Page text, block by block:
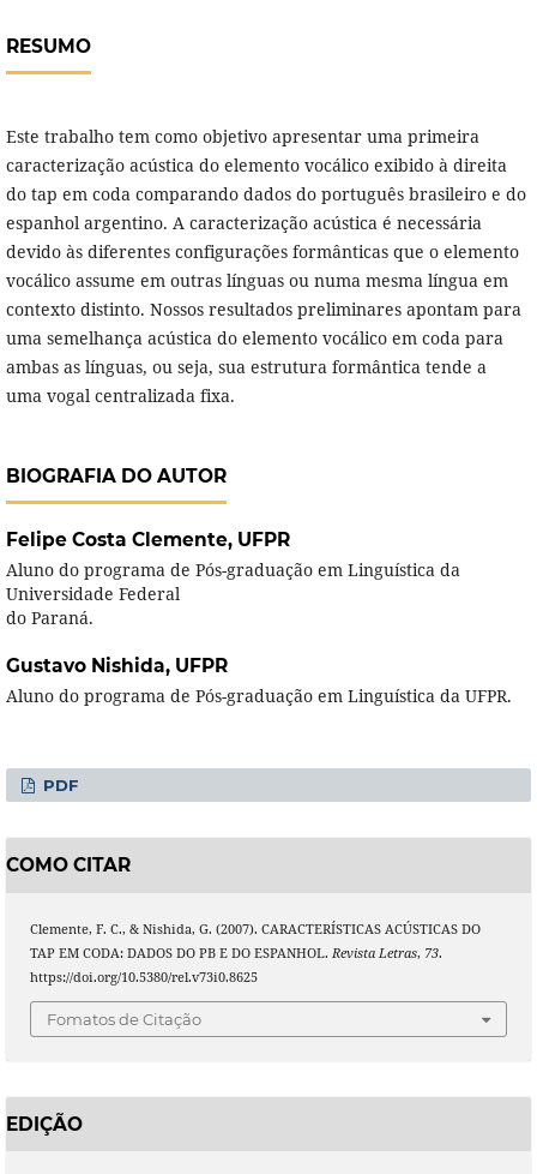
RESUMO
Este trabalho tem como objetivo apresentar uma primeira
caracterização acústica do elemento vocálico exibido à direita
do tap em coda comparando dados do português brasileiro e do
espanhol argentino. A caracterização acústica é necessária
devido às diferentes configurações formânticas que o elemento
vocálico assume em outras línguas ou numa mesma língua em
contexto distinto. Nossos resultados preliminares apontam para
uma semelhança acústica do elemento vocálico em coda para
ambas as línguas, ou seja, sua estrutura formântica tende a
uma vogal centralizada fixa.
BIOGRAFIA DO AUTOR
Felipe Costa Clemente, UFPR
Aluno do programa de Pós-graduação em Linguística da
Universidade Federal
do Paraná.
Gustavo Nishida, UFPR
Aluno do programa de Pós-graduação em Linguística da UFPR.
PDF
COMO CITAR
Clemente, F. C., & Nishida, G. (2007). CARACTERÍSTICAS ACÚSTICAS DO
TAP EM CODA: DADOS DO PB E DO ESPANHOL. Revista Letras, 73.
https://doi.org/10.5380/rel.v73i0.8625
Fomatos de Citação
EDIÇÃO